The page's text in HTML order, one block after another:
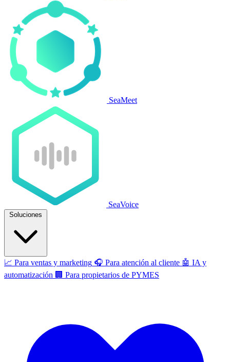
SeaMeet
SeaVoice
Soluciones
📈 Para ventas y marketing 🎧 Para atención al cliente 🤖 IA y
automatización 🏢 Para propietarios de PYMES